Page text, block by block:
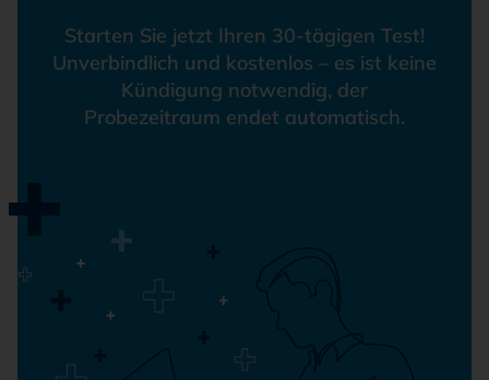
Starten Sie jetzt Ihren 30-tägigen Test!
Unverbindlich und kostenlos – es ist keine
Kündigung notwendig, der
Probezeitraum endet automatisch.